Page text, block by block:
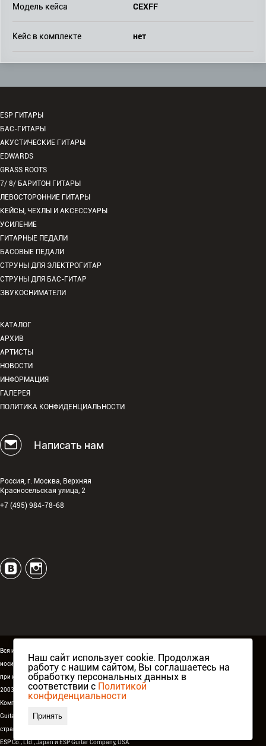
Модель кейса CEXFF
Кейс в комплекте нет
ESP ГИТАРЫ
БАС-ГИТАРЫ
АКУСТИЧЕСКИЕ ГИТАРЫ
EDWARDS
GRASS ROOTS
7/ 8/ БАРИТОН ГИТАРЫ
ЛЕВОСТОРОННИЕ ГИТАРЫ
КЕЙСЫ, ЧЕХЛЫ И АКСЕССУАРЫ
УСИЛЕНИЕ
ГИТАРНЫЕ ПЕДАЛИ
БАСОВЫЕ ПЕДАЛИ
СТРУНЫ ДЛЯ ЭЛЕКТРОГИТАР
СТРУНЫ ДЛЯ БАС-ГИТАР
ЗВУКОСНИМАТЕЛИ
КАТАЛОГ
АРХИВ
АРТИСТЫ
НОВОСТИ
ИНФОРМАЦИЯ
ГАЛЕРЕЯ
ПОЛИТИКА КОНФИДЕНЦИАЛЬНОСТИ
Написать нам
Россия, г. Москва, Верхняя
Красносельская улица, 2
+7 (495) 984-78-68
Вся информация, размещённая на сайте espguitars.ru,
носит исключительно информационный характер и ни
при каких условиях не является публичной офертой.
2003-2026 ©ESP Guitars . Все права защищены.
Компания Аваллон, официальный дистрибьютор
Guitars
в России,
странах СНГ и Балтии, а также при поддержке
ESP Co., Ltd., Japan и ESP Guitar Company, USA.
Наш сайт использует cookie. Продолжая
работу с нашим сайтом, Вы соглашаетесь на
обработку персональных данных в
соответствии с Политикой
конфиденциальности
Принять